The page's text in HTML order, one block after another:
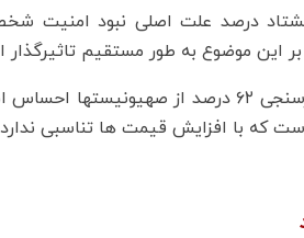
درصد علت اصلی نبود امنیت
بر این موضوع به طور مستقیم
همچنین طبق این نظرسنجی ۶۲ درصد از
که با افزایش قیمت ها تناسبی